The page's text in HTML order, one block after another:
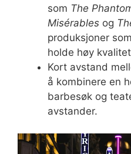
som The
Misérables og
produksjoner
holde høy
Kort avstand
å kombinere en
barbesøk og
avstander.